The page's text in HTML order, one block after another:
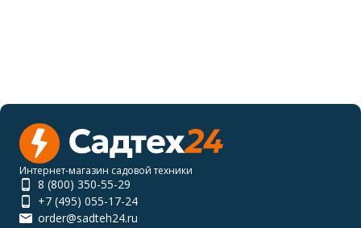
Интернет-магазин садовой техники
8 (800) 350-55-29
+7 (495) 055-17-24
order@sadteh24.ru